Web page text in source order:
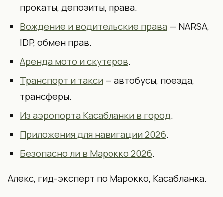
прокаты, депозиты, права.
Вождение и водительские права— NARSA,
IDP, обмен прав.
Аренда мото и скутеров.
Транспорт и такси— автобусы, поезда,
трансферы.
Из аэропорта Касабланки в город.
Приложения для навигации 2026.
Безопасно ли в Марокко 2026.
Алекс, гид-эксперт по Марокко, Касабланка.